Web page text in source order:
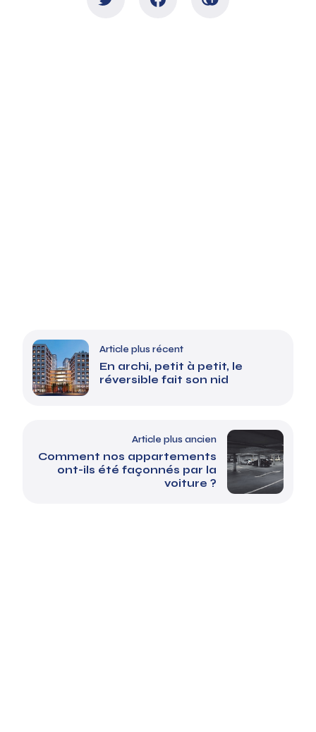
Article plus récent
En archi, petit à petit, le
réversible fait son nid
Article plus ancien
Comment nos appartements
ont-ils été façonnés par la
voiture ?